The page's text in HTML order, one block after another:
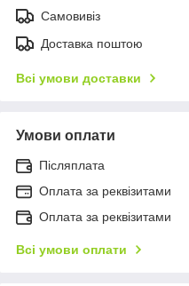
Самовивіз
Доставка поштою
Всі умови доставки
Умови оплати
Післяплата
Оплата за реквізитами
Оплата за реквізитами
Всі умови оплати